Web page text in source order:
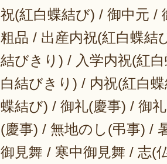
祝(紅白蝶結び) / 御中元 /
粗品 / 出産内祝(紅白蝶結
結びきり) / 入学内祝(紅
白結びきり) / 内祝(紅白
蝶結び) / 御礼(慶事) / 御
(慶事) / 無地のし(弔事) /
御見舞 / 寒中御見舞 / 志(